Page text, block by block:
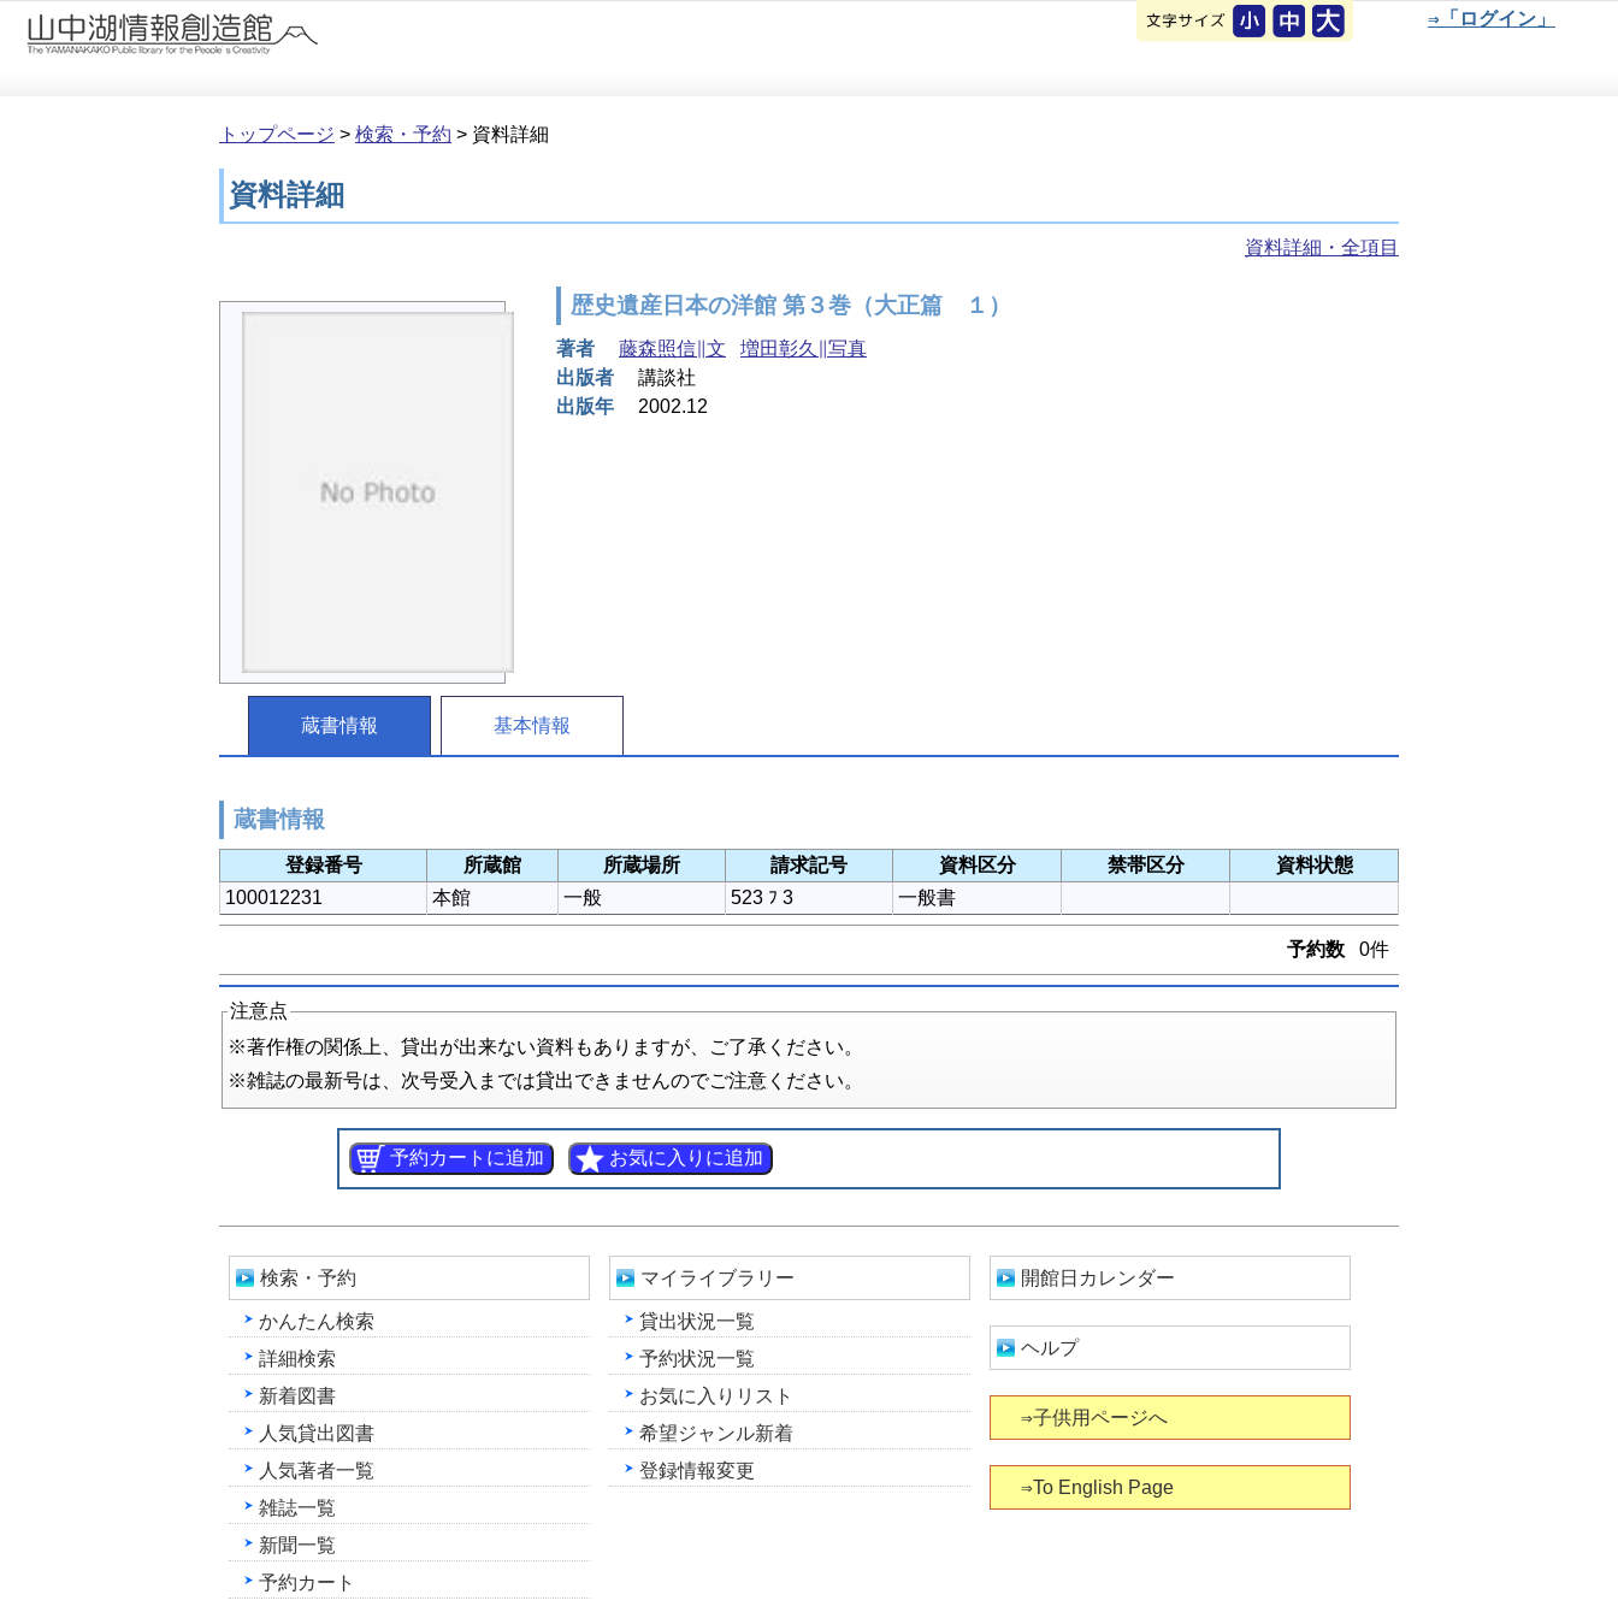
本文へ移動 ⇒「ログイン」
トップページ > 検索・予約 > 資料詳細
資料詳細
資料詳細・全項目
歴史遺産日本の洋館 第３巻（大正篇 １）
著者 藤森照信∥文
増田彰久∥写真
出版者
講談社
出版年
2002.12
蔵書情報 基本情報
蔵書情報
登録番号 所蔵館 所蔵場所 請求記号 資料区分 禁帯区分
資料状態
100012231
本館 一般 523 ﾌ 3 一般書
予約数 0件
注意点
※著作権の関係上、貸出が出来ない資料もありますが、ご了承ください。
※雑誌の最新号は、次号受入までは貸出できませんのでご注意ください。
検索・予約
かんたん検索
詳細検索
新着図書
人気貸出図書
人気著者一覧
雑誌一覧
新聞一覧
予約カート
マイライブラリー
貸出状況一覧
予約状況一覧
お気に入りリスト
希望ジャンル新着
登録情報変更
開館日カレンダー
ヘルプ
⇒子供用ページへ
⇒To English Page